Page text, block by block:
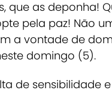
que as deponha!
pela paz! Não
a vontade de
domingo (5).
de sensibilidade